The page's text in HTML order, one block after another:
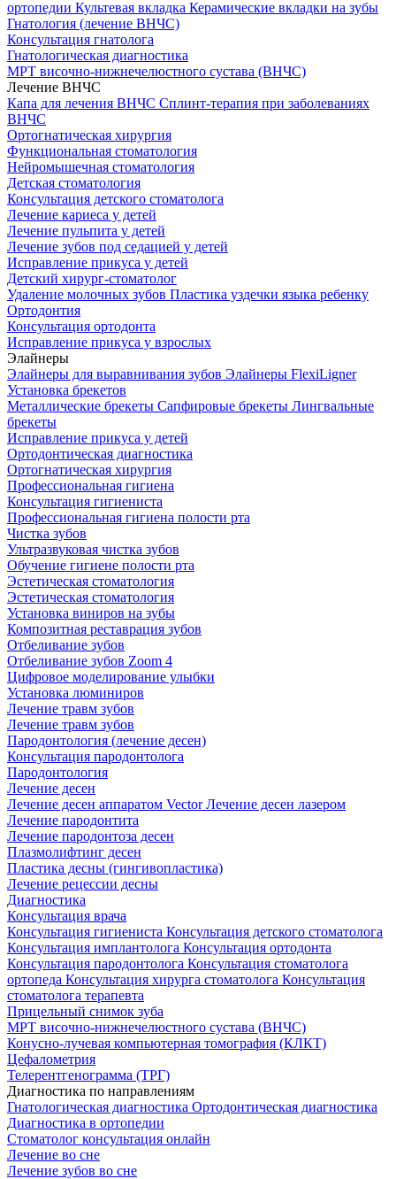
ортопедии Культевая вкладка Керамические вкладки на зубы
Гнатология (лечение ВНЧС)
Консультация гнатолога
Гнатологическая диагностика
МРТ височно-нижнечелюстного сустава (ВНЧС)
Лечение ВНЧС
Капа для лечения ВНЧС Сплинт-терапия при заболеваниях
ВНЧС
Ортогнатическая хирургия
Функциональная стоматология
Нейромышечная стоматология
Детская стоматология
Консультация детского стоматолога
Лечение кариеса у детей
Лечение пульпита у детей
Лечение зубов под седацией у детей
Исправление прикуса у детей
Детский хирург-стоматолог
Удаление молочных зубов Пластика уздечки языка ребенку
Ортодонтия
Консультация ортодонта
Исправление прикуса у взрослых
Элайнеры
Элайнеры для выравнивания зубов Элайнеры FlexiLigner
Установка брекетов
Металлические брекеты Сапфировые брекеты Лингвальные
брекеты
Исправление прикуса у детей
Ортодонтическая диагностика
Ортогнатическая хирургия
Профессиональная гигиена
Консультация гигиениста
Профессиональная гигиена полости рта
Чистка зубов
Ультразвуковая чистка зубов
Обучение гигиене полости рта
Эстетическая стоматология
Эстетическая стоматология
Установка виниров на зубы
Композитная реставрация зубов
Отбеливание зубов
Отбеливание зубов Zoom 4
Цифровое моделирование улыбки
Установка люминиров
Лечение травм зубов
Лечение травм зубов
Пародонтология (лечение десен)
Консультация пародонтолога
Пародонтология
Лечение десен
Лечение десен аппаратом VectorЛечение десен лазером
Лечение пародонтита
Лечение пародонтоза десен
Плазмолифтинг десен
Пластика десны (гингивопластика)
Лечение рецессии десны
Диагностика
Консультация врача
Консультация гигиениста Консультация детского стоматолога
Консультация имплантолога Консультация ортодонта
Консультация пародонтолога Консультация стоматолога
ортопеда Консультация хирурга стоматолога Консультация
стоматолога терапевта
Прицельный снимок зуба
МРТ височно-нижнечелюстного сустава (ВНЧС)
Конусно-лучевая компьютерная томография (КЛКТ)
Цефалометрия
Телерентгенограмма (ТРГ)
Диагностика по направлениям
Гнатологическая диагностика Ортодонтическая диагностика
Диагностика в ортопедии
Стоматолог консультация онлайн
Лечение во сне
Лечение зубов во сне